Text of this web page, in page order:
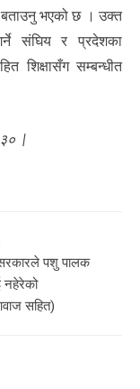
बताउनु भएको छ । उक्त
संघिय र प्रदेशका
शिक्षासँग सम्बन्धीत
|
पशु पालक
सहित)